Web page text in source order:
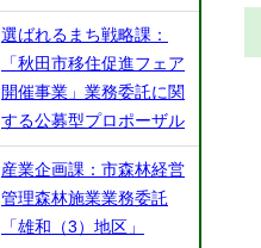
選ばれるまち戦略課：
「秋田市移住促進フェア
開催事業」業務委託に関
する公募型プロポーザル
産業企画課：市森林経営
管理森林施業業務委託
「雄和（3）地区」